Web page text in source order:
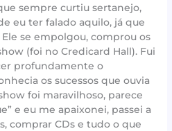
sempre curtiu sertanejo,
eu ter falado aquilo, já que
se empolgou, comprou os
(foi no Credicard Hall). Fui
profundamente o
os sucessos que ouvia
foi maravilhoso, parece
e eu me apaixonei, passei a
comprar CDs e tudo o que